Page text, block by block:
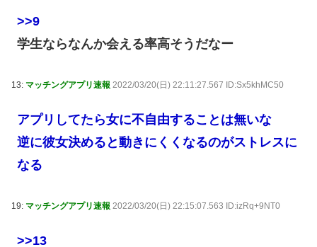
>>9
学生ならなんか会える率高そうだなー
13: マッチングアプリ速報 2022/03/20(日) 22:11:27.567 ID:Sx5khMC50
アプリしてたら女に不自由することは無いな
逆に彼女決めると動きにくくなるのがストレスに
なる
19: マッチングアプリ速報 2022/03/20(日) 22:15:07.563 ID:izRq+9NT0
>>13